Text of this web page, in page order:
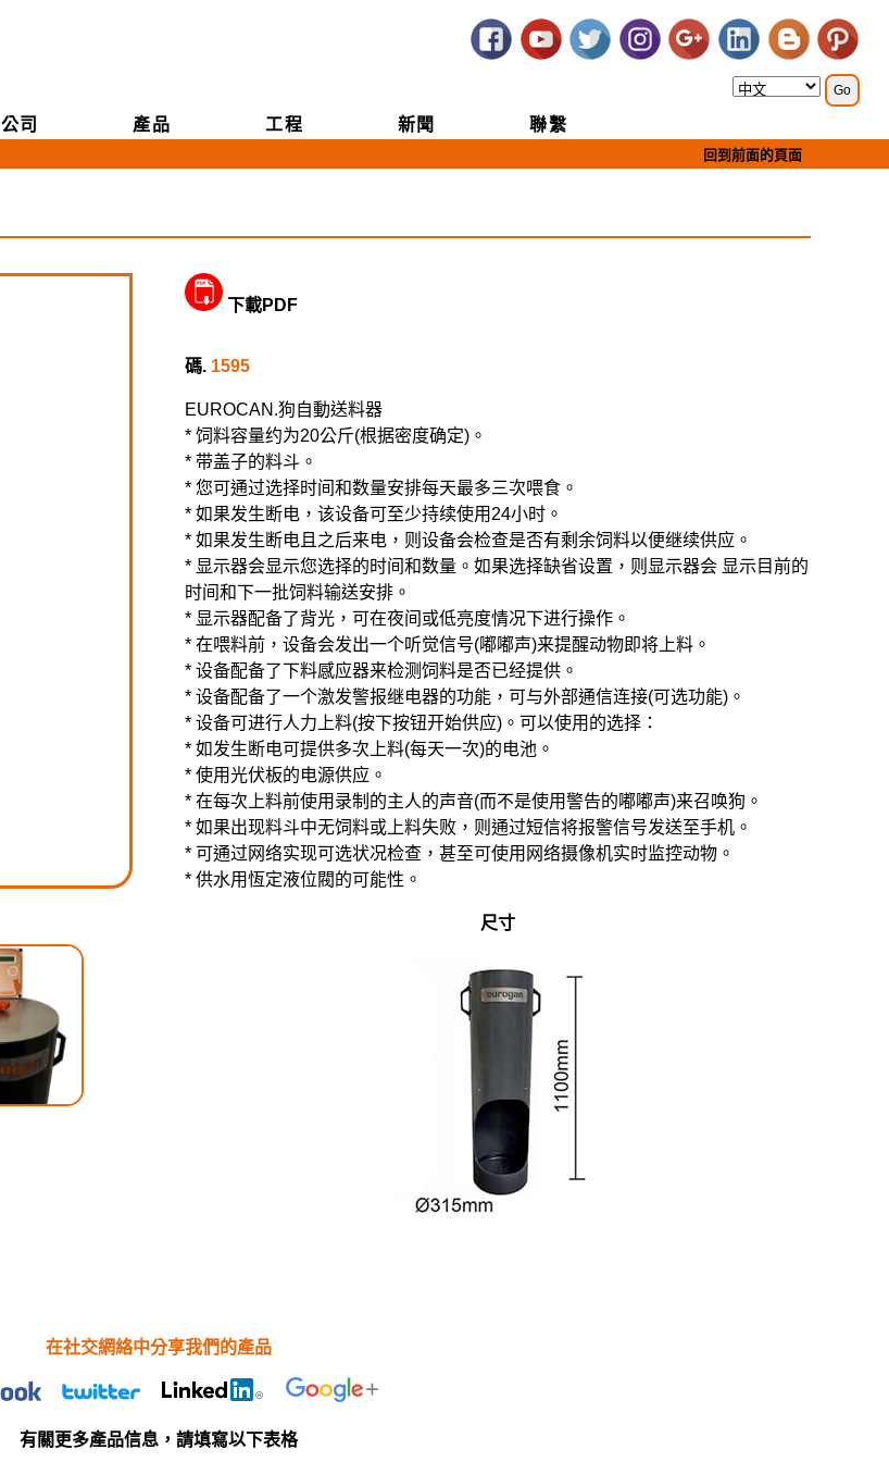
公司 產品 工程 新聞 聯繫
回到前面的頁面
下載PDF
碼. 1595
EUROCAN.狗自動送料器
* 饲料容量约为20公斤(根据密度确定)。
* 带盖子的料斗。
* 您可通过选择时间和数量安排每天最多三次喂食。
* 如果发生断电，该设备可至少持续使用24小时。
* 如果发生断电且之后来电，则设备会检查是否有剩余饲料以便继续供应。
* 显示器会显示您选择的时间和数量。如果选择缺省设置，则显示器会 显示目前的
时间和下一批饲料输送安排。
* 显示器配备了背光，可在夜间或低亮度情况下进行操作。
* 在喂料前，设备会发出一个听觉信号(嘟嘟声)来提醒动物即将上料。
* 设备配备了下料感应器来检测饲料是否已经提供。
* 设备配备了一个激发警报继电器的功能，可与外部通信连接(可选功能)。
* 设备可进行人力上料(按下按钮开始供应)。可以使用的选择：
* 如发生断电可提供多次上料(每天一次)的电池。
* 使用光伏板的电源供应。
* 在每次上料前使用录制的主人的声音(而不是使用警告的嘟嘟声)来召唤狗。
* 如果出现料斗中无饲料或上料失败，则通过短信将报警信号发送至手机。
* 可通过网络实现可选状况检查，甚至可使用网络摄像机实时监控动物。
* 供水用恆定液位閥的可能性。
尺寸
在社交網絡中分享我們的產品
有關更多產品信息，請填寫以下表格